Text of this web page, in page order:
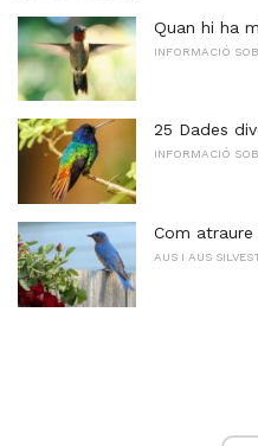
Quan hi ha
INFORMACIÓ
25 Dades
INFORMACIÓ
Com atraure
AUS I AUS